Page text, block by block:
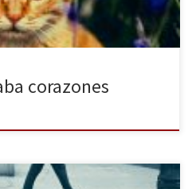
corazones